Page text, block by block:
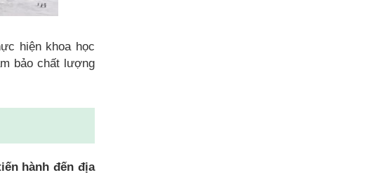
hiện khoa học
bảo chất lượng
hành đến địa